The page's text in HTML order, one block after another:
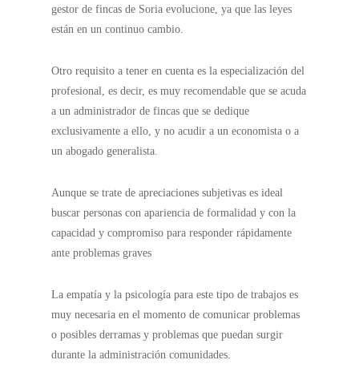
gestor de fincas de Soria evolucione, ya que las leyes
están en un continuo cambio.
Otro requisito a tener en cuenta es la especialización del
profesional, es decir, es muy recomendable que se acuda
a un administrador de fincas que se dedique
exclusivamente a ello, y no acudir a un economista o a
un abogado generalista.
Aunque se trate de apreciaciones subjetivas es ideal
buscar personas con apariencia de formalidad y con la
capacidad y compromiso para responder rápidamente
ante problemas graves
La empatía y la psicología para este tipo de trabajos es
muy necesaria en el momento de comunicar problemas
o posibles derramas y problemas que puedan surgir
durante la administración comunidades.